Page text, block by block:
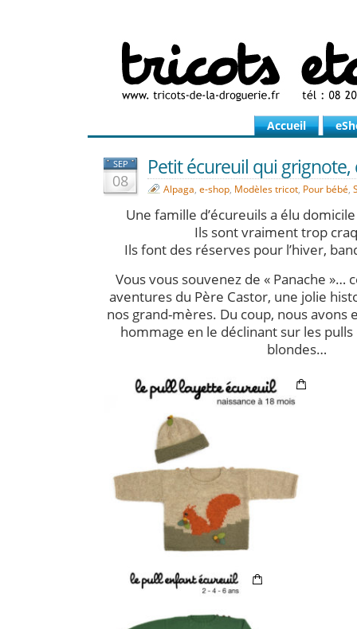
Accueil
SEP
08
Petit écureuil qui
Alpaga, e-shop, Modèles tricot, Pour bébé,
Une famille d’écureuils a élu
Ils sont vraiment trop
Ils font des réserves pour l’hiver,
Vous vous souvenez de « Panache »…
aventures du Père Castor, une jolie
nos grand-mères. Du coup, nous avons
hommage en le déclinant sur les pulls
blondes…